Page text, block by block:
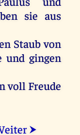
sie aus
Staub von
und gingen
voll Freude
⮞